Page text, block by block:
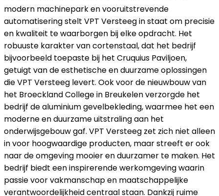
modern machinepark en vooruitstrevende
automatisering stelt VPT Versteeg in staat om precisie
en kwaliteit te waarborgen bij elke opdracht. Het
robuuste karakter van cortenstaal, dat het bedrijf
bijvoorbeeld toepaste bij het Cruquius Paviljoen,
getuigt van de esthetische en duurzame oplossingen
die VPT Versteeg levert. Ook voor de nieuwbouw van
het Broeckland College in Breukelen verzorgde het
bedrijf de aluminium gevelbekleding, waarmee het een
moderne en duurzame uitstraling aan het
onderwijsgebouw gaf. VPT Versteeg zet zich niet alleen
in voor hoogwaardige producten, maar streeft er ook
naar de omgeving mooier en duurzamer te maken. Het
bedrijf biedt een inspirerende werkomgeving waarin
passie voor vakmanschap en maatschappelijke
verantwoordelijkheid centraal staan. Dankzij ruime